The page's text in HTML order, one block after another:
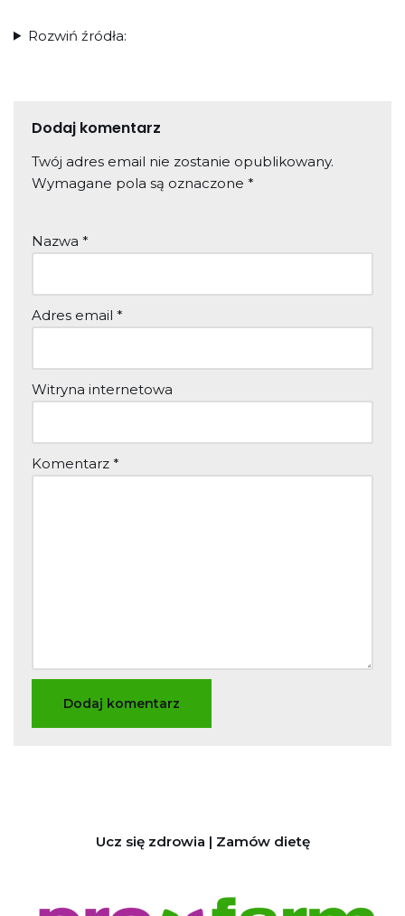
Rozwiń źródła:
Dodaj komentarz
Twój adres email nie zostanie opublikowany.
Wymagane pola są oznaczone *
Nazwa *
Adres email *
Witryna internetowa
Komentarz *
Ucz się zdrowia | Zamów dietę